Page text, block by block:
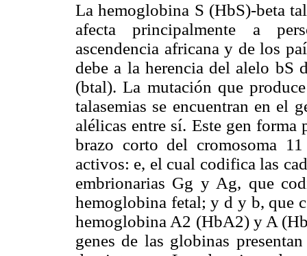
La hemoglobina S (HbS)-beta
afecta principalmente a
ascendencia africana y de los
debe a la herencia del alelo bS
(btal). La mutación que
talasemias se encuentran en el
alélicas entre sí. Este gen forma
brazo corto del cromosoma
activos: e, el cual codifica las
embrionarias Gg y Ag, que
hemoglobina fetal; y d y b, que
hemoglobina A2 (HbA2) y A
genes de las globinas